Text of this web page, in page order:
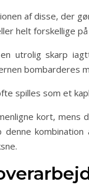
af disse, der
helt forskellige
utrolig skarp
bombarderes
spilles som et
kort,